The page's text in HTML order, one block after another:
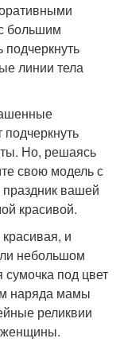
большим
линии тела
Но, решаясь
свою модель с
вашей
красивой.
и
небольшом
под цвет
наряда мамы
реликвии
женщины.